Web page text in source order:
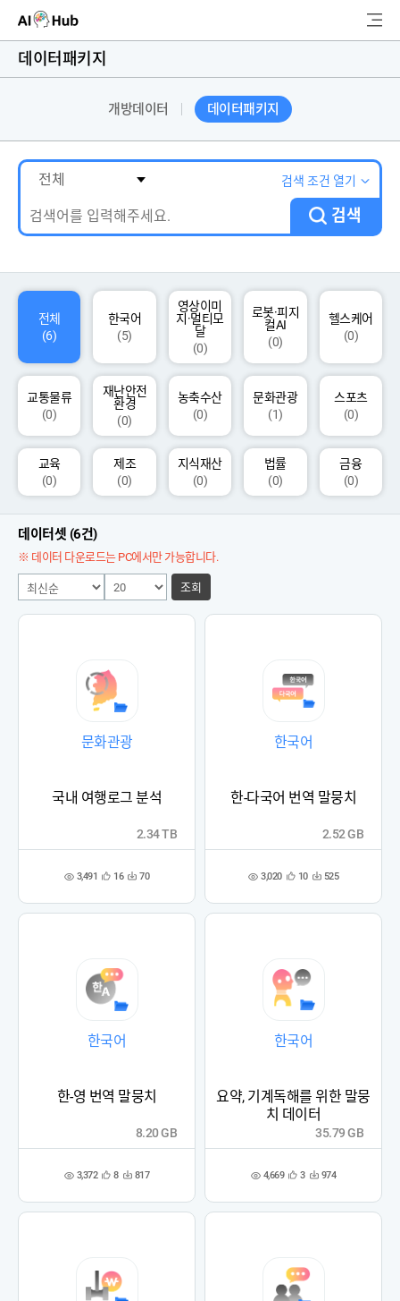
AI-Hub
AI 데이터찾기
AI 허브소개
AI 개발지원
고객지원
색
데이터패키지
개방데이터 데이터패키지
검색 조건 열기
검색
전체
(6)
한국어
(5)
영상이미
지·멀티모
달
(0)
로봇·피지
컬AI
(0)
헬스케어
(0)
교통물류
(0)
재난안전
환경
(0)
농축수산
(0)
문화관광
(1)
스포츠
(0)
교육
(0)
제조
(0)
지식재산
(0)
법률
(0)
금융
(0)
데이터셋 (6건)
※ 데이터 다운로드는 PC에서만 가능합니다.
조회
문화관광
국내 여행로그 분석
조 3,491 관
록
16 다 70
2.34 TB
한국어
한-다국어 번역 말뭉치
조 3,020 관
록
10 다 525
2.52 GB
한국어
한-영 번역 말뭉치
조 3,372 관
록
8 다 817
8.20 GB
한국어
요약, 기계독해를 위한 말뭉
치 데이터
조 4,669 관
록
3 다 974
35.79 GB